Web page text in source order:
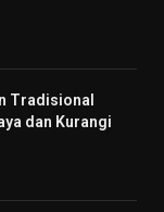
Tradisional
dan Kurangi